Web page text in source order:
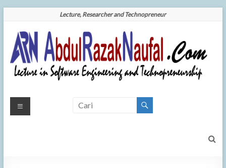
content
Lecture, Researcher and Technopreneur
AbdulRazakNaufal.Com
| Your Brigther Future is
Your
Brigther